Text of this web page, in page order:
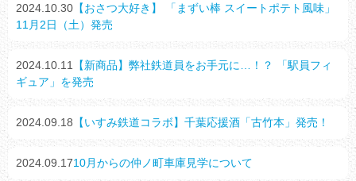
2024.10.30 【おさつ大好き】 「まずい棒 スイートポテト風味」
11月2日（土）発売
2024.10.11
【新商品】弊社鉄道員をお手元に…！？ 「駅員フィ
ギュア」を発売
2024.09.18 【いすみ鉄道コラボ】千葉応援酒「古竹本」発売！
2024.09.1710月からの仲ノ町車庫見学について